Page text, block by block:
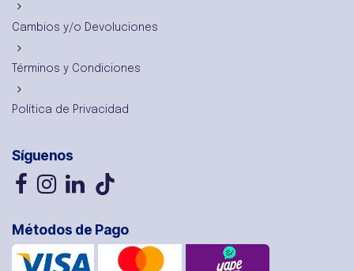
Cambios y/o Devoluciones
Términos y Condiciones
Política de Privacidad
Síguenos
Métodos de Pago